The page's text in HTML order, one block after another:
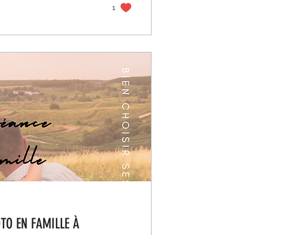
1
EN FAMILLE À